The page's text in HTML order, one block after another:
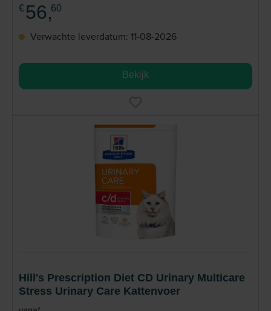
€ 56,60
Verwachte leverdatum: 11-08-2026
Bekijk
Hill's Prescription Diet CD Urinary Multicare
Stress Urinary Care Kattenvoer